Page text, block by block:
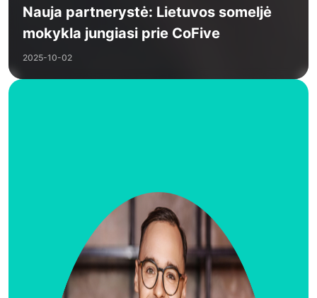
Nauja partnerystė: Lietuvos someljė
mokykla jungiasi prie CoFive
2025-10-02